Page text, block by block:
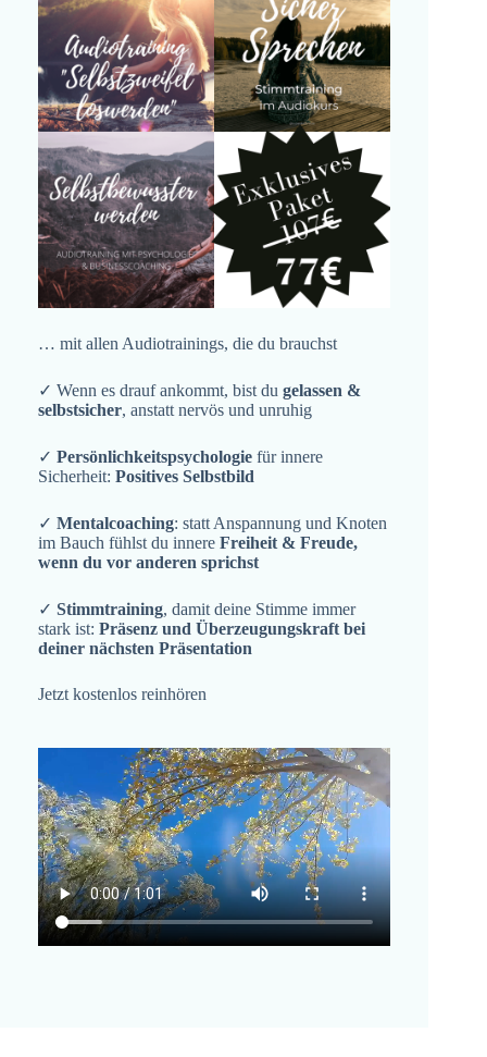
… mit allen Audiotrainings, die du brauchst
✓ Wenn es drauf ankommt, bist du gelassen &
selbstsicher, anstatt nervös und unruhig
✓ Persönlichkeitspsychologie für innere
Sicherheit: Positives Selbstbild
✓ Mentalcoaching: statt Anspannung und Knoten
im Bauch fühlst du innere Freiheit & Freude,
wenn du vor anderen sprichst
✓ Stimmtraining, damit deine Stimme immer
stark ist: Präsenz und Überzeugungskraft bei
deiner nächsten Präsentation
Jetzt kostenlos reinhören